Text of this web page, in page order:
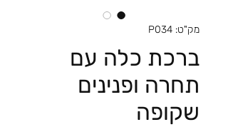
מק"ט: P034
ברכת כלה עם
תחרה ופנינים
שקופה